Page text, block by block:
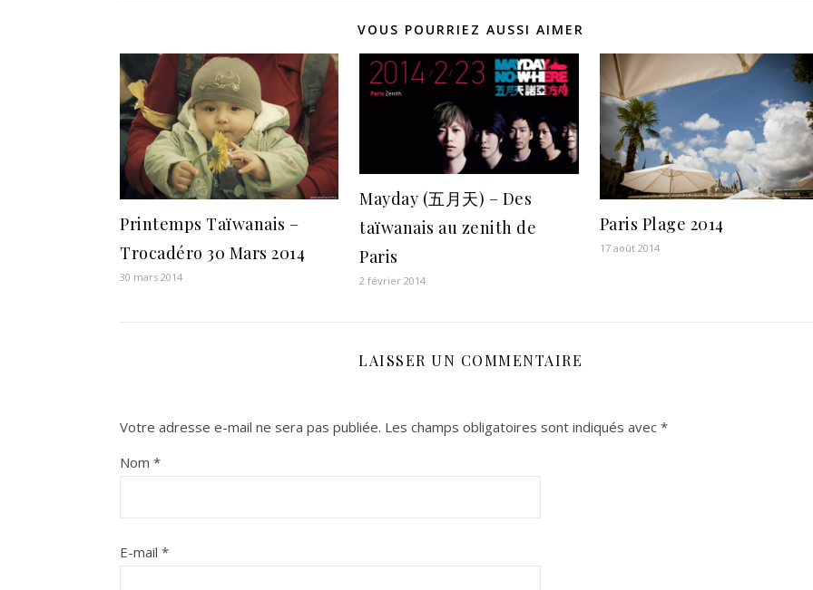
VOUS POURRIEZ AUSSI AIMER
Printemps Taïwanais –
Trocadéro 30 Mars 2014
30 mars 2014
Mayday (五月天) – Des
taïwanais au zenith de
Paris
2 février 2014
Paris Plage 2014
17 août 2014
LAISSER UN COMMENTAIRE
Votre adresse e-mail ne sera pas publiée. Les champs obligatoires sont indiqués avec *
Nom *
E-mail *